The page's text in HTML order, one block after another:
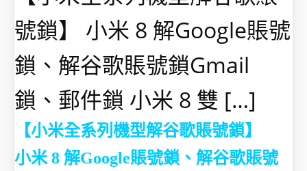
號鎖】 小米 8 解Google賬號
鎖、解谷歌賬號鎖Gmail
鎖、郵件鎖 小米 8 雙 […]
【小米全系列機型解谷歌賬號鎖】
小米 8 解Google賬號鎖、解谷歌賬號